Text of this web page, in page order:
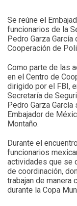
Se reúne el
funcionarios de la
Pedro Garza
Cooperación de
Como parte de las
en el Centro de
dirigido por el FBI,
Secretaría de
Pedro Garza
Embajador de
Montaño.
Durante el
funcionarios
actividades que se
de coordinación,
trabajan de manera
durante la Copa